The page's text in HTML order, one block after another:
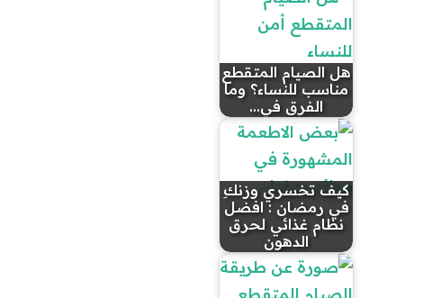
هل الصيام المتقطع
مناسب للنساء؟ وما
الفرق في…
كيف تخسري وزنكِ
في رمضان : افضل
نظام غذائي لحرق
الدهون